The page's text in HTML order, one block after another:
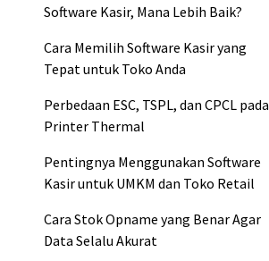
Software Kasir, Mana Lebih Baik?
Cara Memilih Software Kasir yang
Tepat untuk Toko Anda
Perbedaan ESC, TSPL, dan CPCL pada
Printer Thermal
Pentingnya Menggunakan Software
Kasir untuk UMKM dan Toko Retail
Cara Stok Opname yang Benar Agar
Data Selalu Akurat